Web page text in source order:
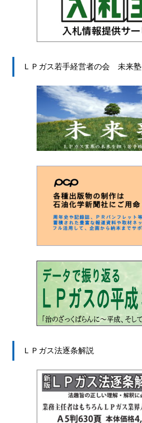
ＬＰガス若手経営者の会 未来塾
ＬＰガス法逐条解説